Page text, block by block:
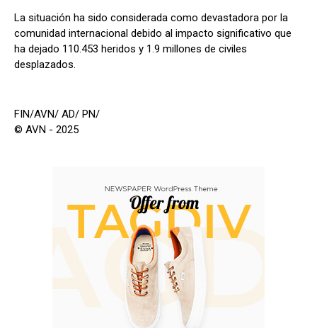
La situación ha sido considerada como devastadora por la
comunidad internacional debido al impacto significativo que
ha dejado 110.453 heridos y 1.9 millones de civiles
desplazados.
FIN/AVN/ AD/ PN/
© AVN - 2025